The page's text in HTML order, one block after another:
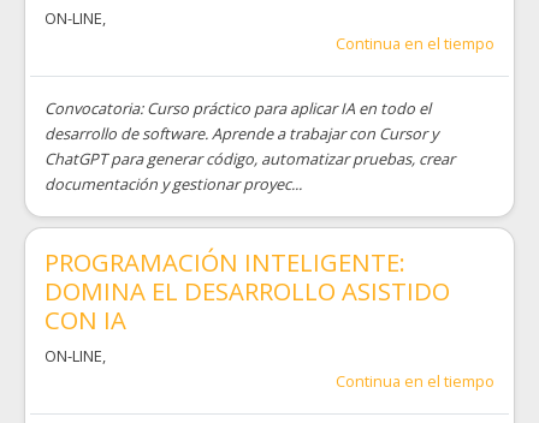
ON-LINE,
Continua en el tiempo
Convocatoria: Curso práctico para aplicar IA en todo el
desarrollo de software. Aprende a trabajar con Cursor y
ChatGPT para generar código, automatizar pruebas, crear
documentación y gestionar proyec...
PROGRAMACIÓN INTELIGENTE:
DOMINA EL DESARROLLO ASISTIDO
CON IA
ON-LINE,
Continua en el tiempo